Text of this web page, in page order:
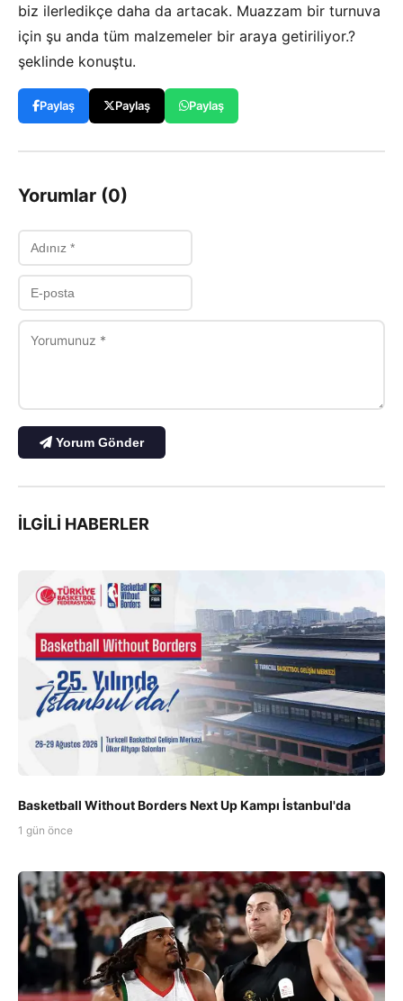
biz ilerledikçe daha da artacak. Muazzam bir turnuva
için şu anda tüm malzemeler bir araya getiriliyor.?
şeklinde konuştu.
Paylaş Paylaş Paylaş
Yorumlar (0)
Yorum Gönder
İLGILI HABERLER
Basketball Without Borders Next Up Kampı İstanbul'da
1 gün önce